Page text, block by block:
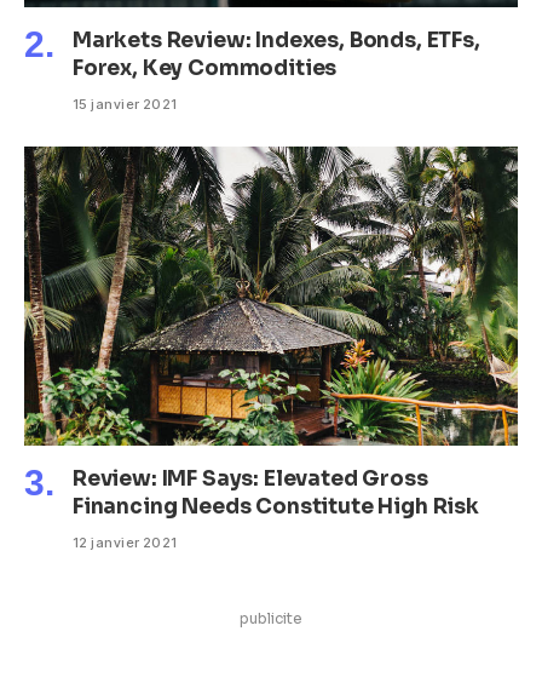
Markets Review: Indexes, Bonds, ETFs,
Forex, Key Commodities
15 janvier 2021
Review: IMF Says: Elevated Gross
Financing Needs Constitute High Risk
12 janvier 2021
publicite